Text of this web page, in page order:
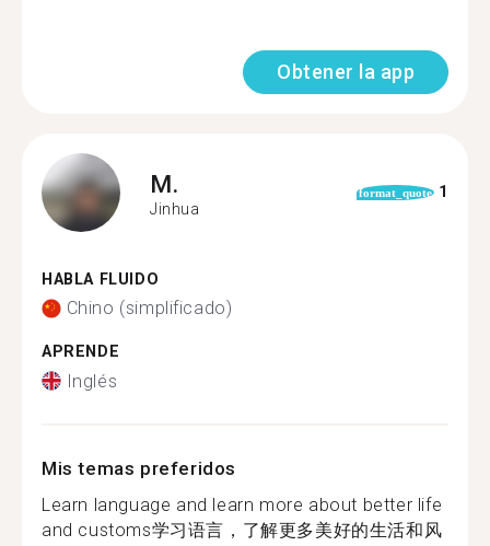
Obtener la app
M.
Jinhua
format_quote 1
HABLA FLUIDO
Chino (simplificado)
APRENDE
Inglés
Mis temas preferidos
Learn language and learn more about better life
and customs学习语言，了解更多美好的生活和风